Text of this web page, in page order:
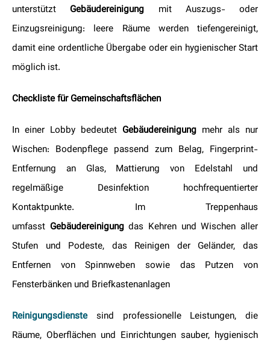
unterstützt Gebäudereinigung mit Auszugs- oder
Einzugsreinigung: leere Räume werden tiefengereinigt,
damit eine ordentliche Übergabe oder ein hygienischer Start
möglich ist.
Checkliste für Gemeinschaftsflächen
In einer Lobby bedeutet Gebäudereinigung mehr als nur
Wischen: Bodenpflege passend zum Belag, Fingerprint-
Entfernung an Glas, Mattierung von Edelstahl und
regelmäßige Desinfektion hochfrequentierter
Kontaktpunkte. Im Treppenhaus
umfasst Gebäudereinigungdas Kehren und Wischen aller
Stufen und Podeste, das Reinigen der Geländer, das
Entfernen von Spinnweben sowie das Putzen von
Fensterbänken und Briefkastenanlagen
Reinigungsdienstesind professionelle Leistungen, die
Räume, Oberflächen und Einrichtungen sauber, hygienisch